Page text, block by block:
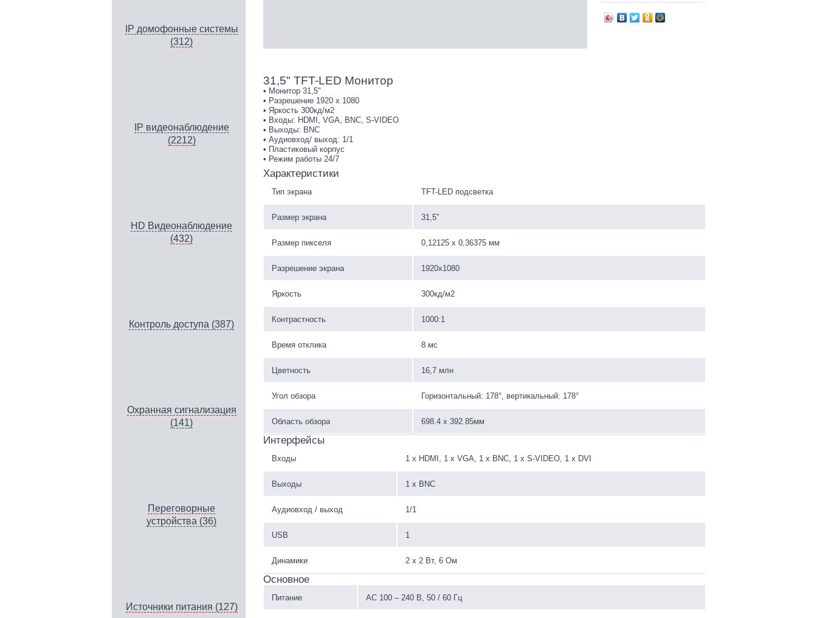
IP домофонные системы
(312)
IP видеонаблюдение
(2212)
HD Видеонаблюдение
(432)
Контроль доступа (387)
Охранная сигнализация
(141)
Переговорные
устройства (36)
Источники питания (127)
31,5" TFT-LED Монитор
• Монитор 31,5"
• Разрешение 1920 х 1080
• Яркость 300кд/м2
• Входы: HDMI, VGA, BNC, S-VIDEO
• Выходы: BNC
• Аудиовход/ выход: 1/1
• Пластиковый корпус
• Режим работы 24/7
Характеристики
Тип экрана TFT-LED подсветка
Размер экрана 31,5”
Размер пикселя 0,12125 х 0,36375 мм
Разрешение экрана 1920х1080
Яркость 300кд/м2
Контрастность 1000:1
Время отклика 8 мс
Цветность 16,7 млн
Угол обзора Горизонтальный: 178°, вертикальный: 178°
Область обзора 698.4 х 392.85мм
Интерфейсы
Входы 1 х HDMI, 1 х VGA, 1 х BNC, 1 х S-VIDEO, 1 х DVI
Выходы 1 х BNC
Аудиовход / выход 1/1
USB 1
Динамики 2 х 2 Вт, 6 Ом
Основное
Питание AC 100 – 240 В, 50 / 60 Гц